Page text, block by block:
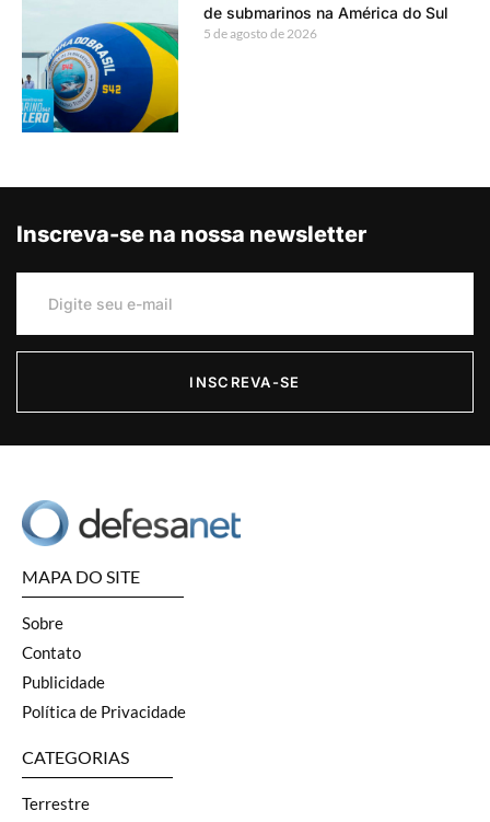
de submarinos na América do Sul
5 de agosto de 2026
Inscreva-se na nossa newsletter
INSCREVA-SE
MAPA DO SITE
Sobre
Contato
Publicidade
Política de Privacidade
CATEGORIAS
Terrestre